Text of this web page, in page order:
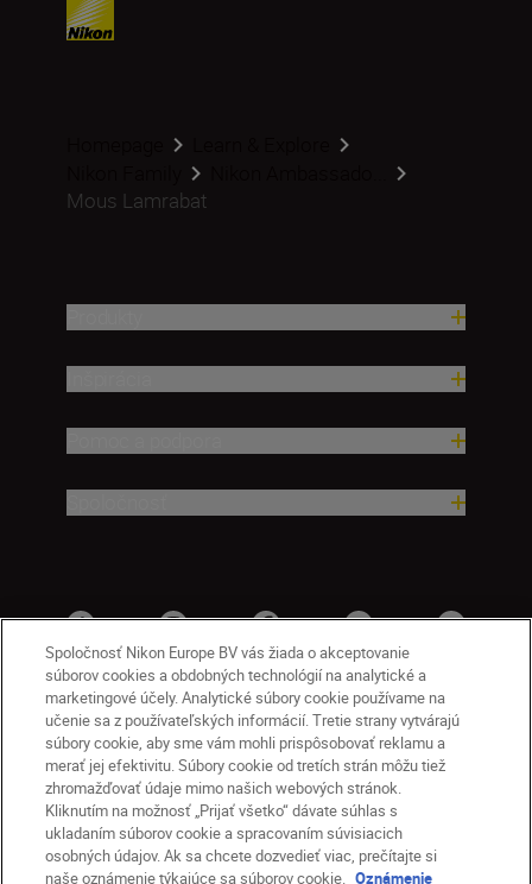
Mous Lamrabat
SK Nikon Sites
Kontakt
Oznámenie o ochrane osobných údajov
Spoločnosť Nikon Europe BV vás žiada o akceptovanie
súborov cookies a obdobných technológií na analytické a
marketingové účely. Analytické súbory cookie používame na
učenie sa z používateľských informácií. Tretie strany vytvárajú
súbory cookie, aby sme vám mohli prispôsobovať reklamu a
merať jej efektivitu. Súbory cookie od tretích strán môžu tiež
zhromažďovať údaje mimo našich webových stránok.
Kliknutím na možnosť „Prijať všetko“ dávate súhlas s
ukladaním súborov cookie a spracovaním súvisiacich
osobných údajov. Ak sa chcete dozvedieť viac, prečítajte si
naše oznámenie týkajúce sa súborov cookie. Oznámenie